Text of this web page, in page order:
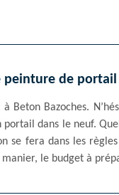
peinture de portail
Beton Bazoches.
dans le neuf.
se fera dans les
le budget à